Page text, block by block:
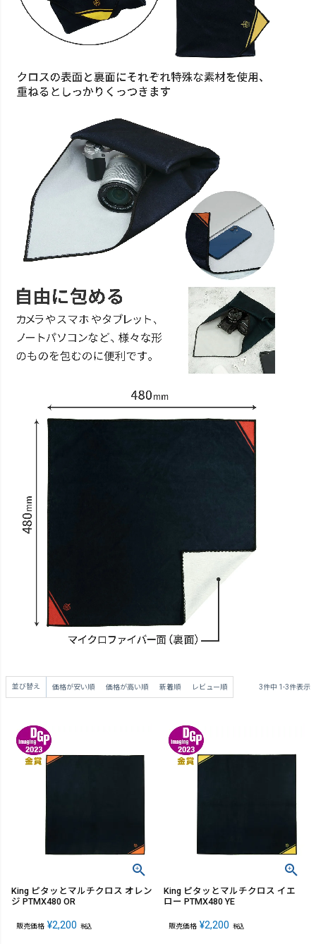
並び替え 価格が安い順 価格が高い順 新着順 レビュー順 3件中 1 -3件表示
King ピタッとマルチクロス オレン
ジ PTMX480 OR
販売価格 ¥2,200 税込
King ピタッとマルチクロス イエ
ロー PTMX480 YE
販売価格 ¥2,200 税込